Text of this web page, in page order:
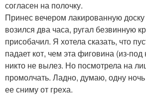
согласен на полочку.
Принес вечером лакированную доску
возился два часа, ругал безвинную
присобачил. Я хотела сказать, что
падает кот, чем эта фиговина (из-
никто не вылез. Но посмотрела на
промолчать. Ладно, думаю, одну
ее сниму от греха.